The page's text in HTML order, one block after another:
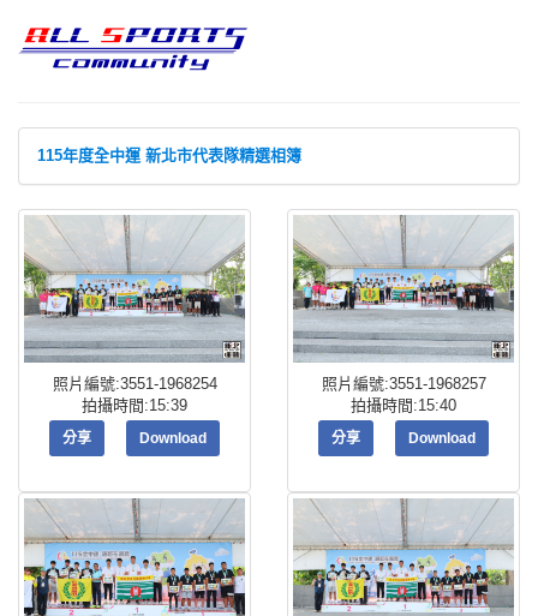
115年度全中運 新北市代表隊精選相簿
照片編號:3551-1968254
拍攝時間:15:39
分享 Download
照片編號:3551-1968257
拍攝時間:15:40
分享 Download